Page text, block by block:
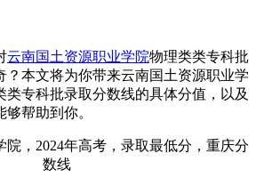
云南国土资源职业学院物理类类专科批
？本文将为你带来云南国土资源职业学
类专科批录取分数线的具体分值，以及
帮助到你。